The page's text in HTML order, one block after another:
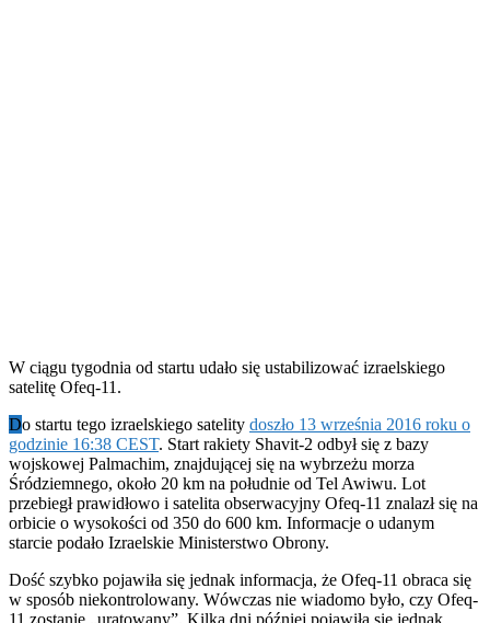
W ciągu tygodnia od startu udało się ustabilizować izraelskiego
satelitę Ofeq-11.
Do startu tego izraelskiego satelity doszło 13 września 2016 roku o
godzinie 16:38 CEST. Start rakiety Shavit-2 odbył się z bazy
wojskowej Palmachim, znajdującej się na wybrzeżu morza
Śródziemnego, około 20 km na południe od Tel Awiwu. Lot
przebiegł prawidłowo i satelita obserwacyjny Ofeq-11 znalazł się na
orbicie o wysokości od 350 do 600 km. Informacje o udanym
starcie podało Izraelskie Ministerstwo Obrony.
Dość szybko pojawiła się jednak informacja, że Ofeq-11 obraca się
w sposób niekontrolowany. Wówczas nie wiadomo było, czy Ofeq-
11 zostanie „uratowany”. Kilka dni później pojawiła się jednak